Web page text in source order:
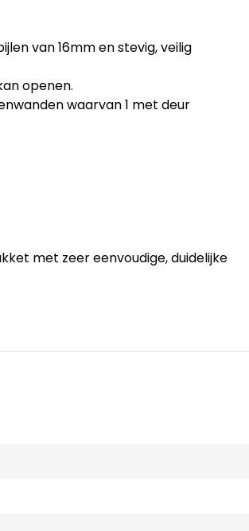
van 16mm en stevig, veilig
openen.
waarvan 1 met deur
met zeer eenvoudige, duidelijke